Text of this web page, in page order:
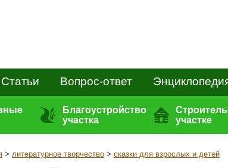
Статьи Вопрос-ответ
Благоустройство
участка
участке
> литературное творчество > сказки для взрослых и детей